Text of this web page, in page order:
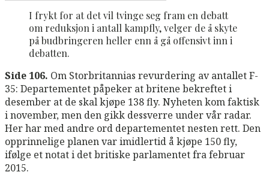
I frykt for at det vil tvinge seg fram en debatt
om reduksjon i antall kampfly, velger de å skyte
på budbringeren heller enn å gå offensivt inn i
debatten.
Side 106. Om Storbritannias revurdering av antallet F-
35: Departementet påpeker at britene bekreftet i
desember at de skal kjøpe 138 fly. Nyheten kom faktisk
i november, men den gikk dessverre under vår radar.
Her har med andre ord departementet nesten rett. Den
opprinnelige planen var imidlertid å kjøpe 150 fly,
ifølge et notat i det britiske parlamentet fra februar
2015.